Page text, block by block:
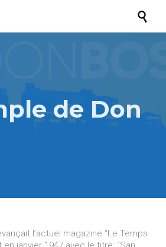

de Don
l’actuel magazine “Le Temps